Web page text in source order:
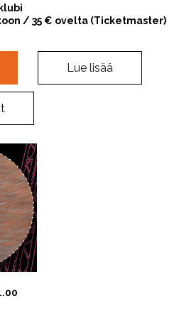
/ 35 € ovelta (Ticketmaster)
Lue lisää